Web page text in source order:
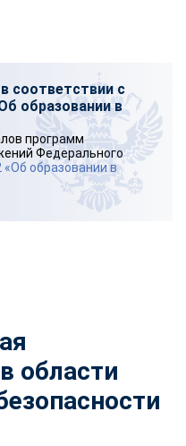
соответствии с
образовании в
программ
Федерального
образовании в
области